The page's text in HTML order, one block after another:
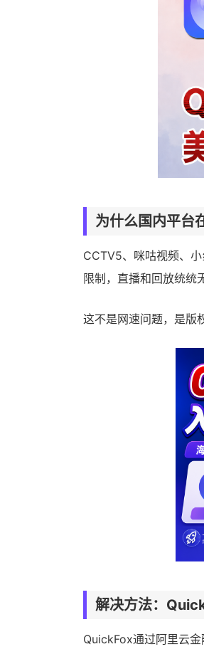
为什么国内平台
CCTV5、咪咕视频、
限制，直播和回放统统
这不是网速问题，是版
解决方法：
QuickFox通过阿里云